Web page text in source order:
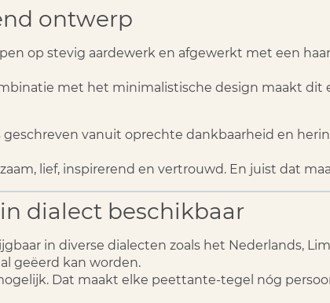
ontwerp
op stevig aardewerk en afgewerkt met een
met het minimalistische design maakt dit
vanuit oprechte dankbaarheid en
lief, inspirerend en vertrouwd. En juist dat
dialect beschikbaar
in diverse dialecten zoals het Nederlands,
geëerd kan worden.
Dat maakt elke peettante-tegel nóg